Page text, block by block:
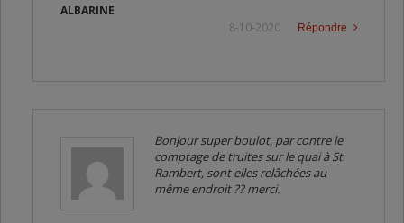
ALBARINE
Répondre
8-10-2020
Bonjour super boulot, par contre le
comptage de truites sur le quai à St
Rambert, sont elles relâchées au
même endroit ?? merci.